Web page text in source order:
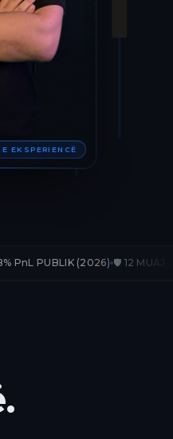
EKSPERIENCË
(2026) 🛡️ 12 MUAJ AKSES TË